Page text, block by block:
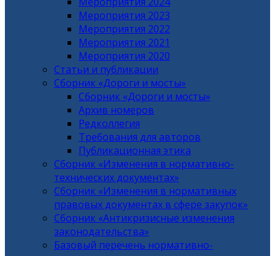
Мероприятия 2023
Мероприятия 2022
Мероприятия 2021
Мероприятия 2020
Статьи и публикации
Сборник «Дороги и мосты»
Сборник «Дороги и мосты»
Архив номеров
Редколлегия
Требования для авторов
Публикационная этика
Сборник «Изменения в нормативно-
технических документах»
Сборник «Изменения в нормативных
правовых документах в сфере закупок»
Сборник «Антикризисные изменения
законодательства»
Базовый перечень нормативно-